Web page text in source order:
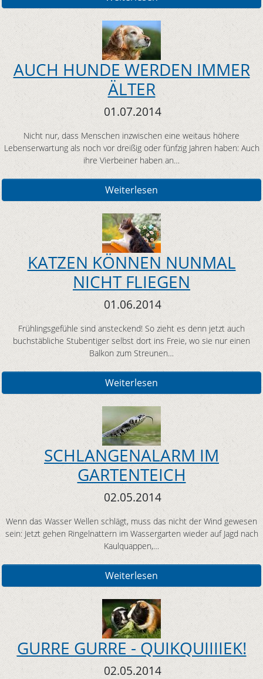
AUCH HUNDE WERDEN IMMER
ÄLTER
01.07.2014
Nicht nur, dass Menschen inzwischen eine weitaus höhere
Lebenserwartung als noch vor dreißig oder fünfzig Jahren haben: Auch
ihre Vierbeiner haben an…
Weiterlesen
KATZEN KÖNNEN NUNMAL
NICHT FLIEGEN
01.06.2014
Frühlingsgefühle sind ansteckend! So zieht es denn jetzt auch
buchstäbliche Stubentiger selbst dort ins Freie, wo sie nur einen
Balkon zum Streunen…
Weiterlesen
SCHLANGENALARM IM
GARTENTEICH
02.05.2014
Wenn das Wasser Wellen schlägt, muss das nicht der Wind gewesen
sein: Jetzt gehen Ringelnattern im Wassergarten wieder auf Jagd nach
Kaulquappen,…
Weiterlesen
GURRE GURRE - QUIKQUIIIIEK!
02.05.2014